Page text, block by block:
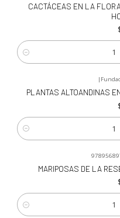
CACTÁCEAS EN LA
Cantidad
|
PLANTAS ALTOANDINAS
Cantidad
MARIPOSAS DE LA
Cantidad